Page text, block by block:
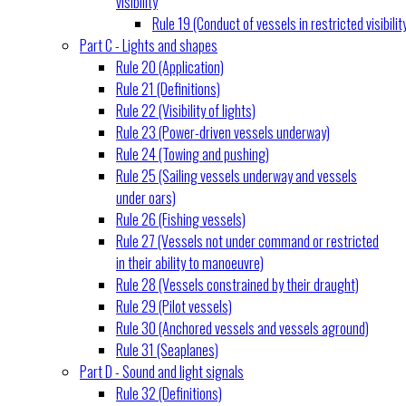
Rule 19 (Conduct of vessels in restricted
Part C - Lights and shapes
Rule 20 (Application)
Rule 21 (Definitions)
Rule 22 (Visibility of lights)
Rule 23 (Power-driven vessels underway)
Rule 24 (Towing and pushing)
Rule 25 (Sailing vessels underway and vessels
under oars)
Rule 26 (Fishing vessels)
Rule 27 (Vessels not under command or restricted
in their ability to manoeuvre)
Rule 28 (Vessels constrained by their draught)
Rule 29 (Pilot vessels)
Rule 30 (Anchored vessels and vessels aground)
Rule 31 (Seaplanes)
Part D - Sound and light signals
Rule 32 (Definitions)